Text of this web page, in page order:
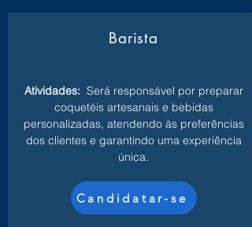
Barista
Atividades: Será responsável por preparar
coquetéis artesanais e bebidas
personalizadas, atendendo às preferências
dos clientes e garantindo uma experiência
única.
Candidatar-se